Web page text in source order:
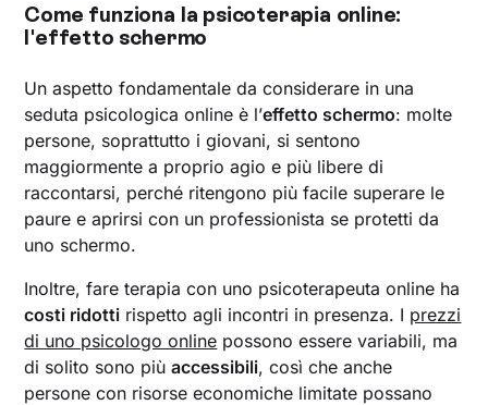
Come funziona la psicoterapia online:
l'effetto schermo
Un aspetto fondamentale da considerare in una
seduta psicologica online è l’effetto schermo: molte
persone, soprattutto i giovani, si sentono
maggiormente a proprio agio e più libere di
raccontarsi, perché ritengono più facile superare le
paure e aprirsi con un professionista se protetti da
uno schermo.
Inoltre, fare terapia con uno psicoterapeuta online ha
costi ridotti rispetto agli incontri in presenza. I prezzi
di uno psicologo online possono essere variabili, ma
di solito sono piùaccessibili, così che anche
persone con risorse economiche limitate possano